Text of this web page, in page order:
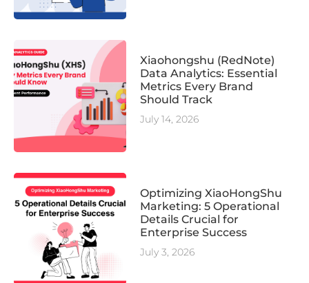
Xiaohongshu (RedNote)
Data Analytics: Essential
Metrics Every Brand
Should Track
July 14, 2026
Optimizing XiaoHongShu
Marketing: 5 Operational
Details Crucial for
Enterprise Success
July 3, 2026